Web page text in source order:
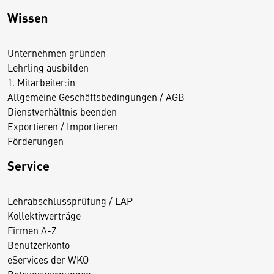
Wissen
Unternehmen gründen
Lehrling ausbilden
1. Mitarbeiter:in
Allgemeine Geschäftsbedingungen / AGB
Dienstverhältnis beenden
Exportieren / Importieren
Förderungen
Service
Lehrabschlussprüfung / LAP
Kollektivverträge
Firmen A-Z
Benutzerkonto
eServices der WKO